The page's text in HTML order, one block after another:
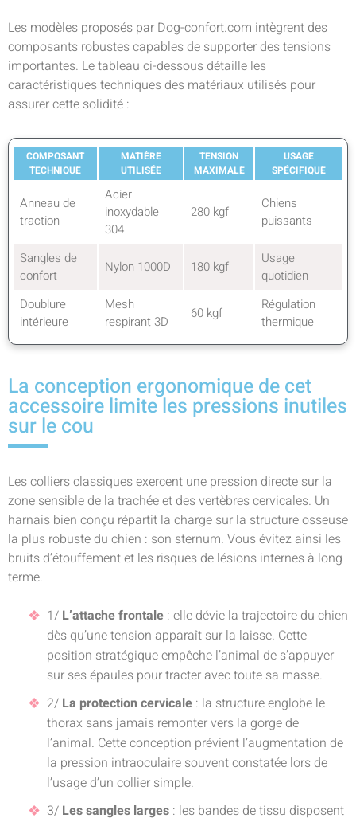
Les modèles proposés par Dog-confort.com intègrent des
composants robustes capables de supporter des tensions
importantes. Le tableau ci-dessous détaille les
caractéristiques techniques des matériaux utilisés pour
assurer cette solidité :
COMPOSANT
TECHNIQUE
MATIÈRE
UTILISÉE
TENSION
MAXIMALE
USAGE
SPÉCIFIQUE
Anneau de
traction
Acier
inoxydable
304
280 kgf
Chiens
puissants
Sangles de
confort
Nylon 1000D 180 kgf
Usage
quotidien
Doublure
intérieure
Mesh
respirant 3D
60 kgf
Régulation
thermique
La conception ergonomique de cet
accessoire limite les pressions inutiles
sur le cou
Les colliers classiques exercent une pression directe sur la
zone sensible de la trachée et des vertèbres cervicales. Un
harnais bien conçu répartit la charge sur la structure osseuse
la plus robuste du chien : son sternum. Vous évitez ainsi les
bruits d’étouffement et les risques de lésions internes à long
terme.
1/ L’attache frontale : elle dévie la trajectoire du chien
dès qu’une tension apparaît sur la laisse. Cette
position stratégique empêche l’animal de s’appuyer
sur ses épaules pour tracter avec toute sa masse.
2/ La protection cervicale : la structure englobe le
thorax sans jamais remonter vers la gorge de
l’animal. Cette conception prévient l’augmentation de
la pression intraoculaire souvent constatée lors de
l’usage d’un collier simple.
3/ Les sangles larges : les bandes de tissu disposent